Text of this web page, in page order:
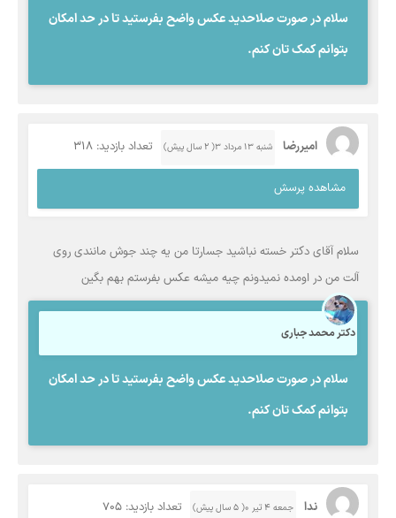
سلام در صورت صلاحدید عکس واضح بفرستید تا در حد امکان
بتوانم کمک تان کنم.
امیررضا شنبه ۱۳ مرداد ۳( 2 سال پیش) تعداد بازدید: 318
مشاهده پرسش
سلام آقای دکتر خسته نباشید جسارتا من یه چند جوش مانندی روی
آلت من در اومده نمیدونم چیه میشه عکس بفرستم بهم بگین
دکتر محمد جباری
سلام در صورت صلاحدید عکس واضح بفرستید تا در حد امکان
بتوانم کمک تان کنم.
ندا جمعه ۴ تیر ۰( 5 سال پیش) تعداد بازدید: 705